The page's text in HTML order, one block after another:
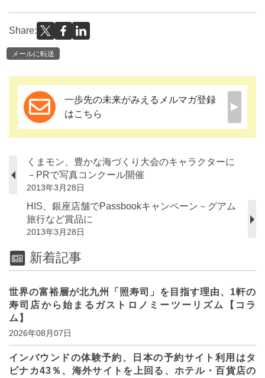
Share:
メールに転送
一歩先の未来がみえるメルマガ登録
はこちら
くまモン、豊かな海づくり大会のキャラクターに
－PRで写真コンクール開催
2013年3月28日
HIS、銀座店舗でPassbookキャンペーン－グアム
旅行など賞品に
2013年3月28日
新着記事
世界の富裕層が北九州「照寿司」を目指す理由、1軒の
寿司店から始まるガストロノミーツーリズム【コラ
ム】
2026年08月07日
インバウンドの体験予約、日本の予約サイト利用はタ
ビナカ43％、海外サイトを上回る、ホテル・百貨店の